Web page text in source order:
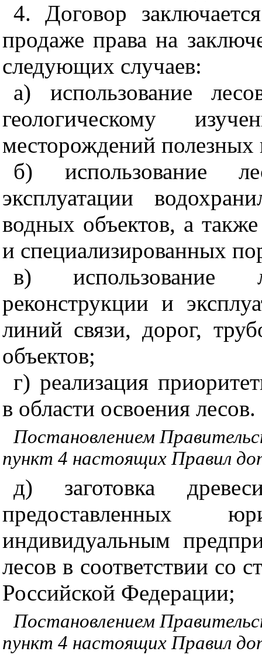
4. Договор
продаже права на
следующих случаев:
а) использование
геологическому
месторождений
б) использование
эксплуатации
водных объектов, а
и специализированных
в) использование
реконструкции и
линий связи, дорог,
объектов;
г) реализация
в области освоения лесов.
Постановлением
пункт 4 настоящих Правил
д) заготовка
предоставленных
индивидуальным
лесов в соответствии со
Российской Федерации;
Постановлением
пункт 4 настоящих Правил